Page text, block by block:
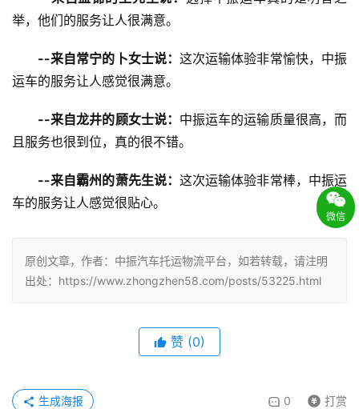
举，他们的服务让人很满意。
--来自常宁的卜女士说： 这次运输体验非常愉快，中振
运车的服务让人感觉很满意。
--来自龙井的顾女士说： 中振运车的运输质量很高，而
且服务也很到位，真的很不错。
--来自霸州的萧先生说： 这次运输体验非常棒，中振运
车的服务让人感觉很贴心。
原创文章，作者：中振汽车托运物流平台，如若转载，请注明
出处：https://www.zhongzhen58.com/posts/53225.html
赞 (0)
0 打赏
生成海报
微信